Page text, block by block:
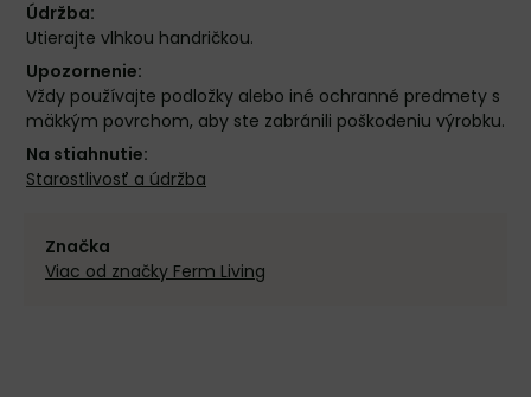
Údržba:
Utierajte vlhkou handričkou.
Upozornenie:
Vždy používajte podložky alebo iné ochranné predmety s
mäkkým povrchom, aby ste zabránili poškodeniu výrobku.
Na stiahnutie:
Starostlivosť a údržba
Značka
Viac od značky Ferm Living